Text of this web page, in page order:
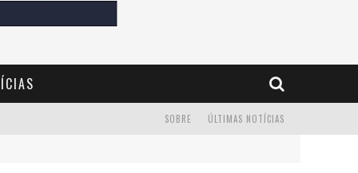
ÚLTIMAS NOTÍCIAS
SOBRE